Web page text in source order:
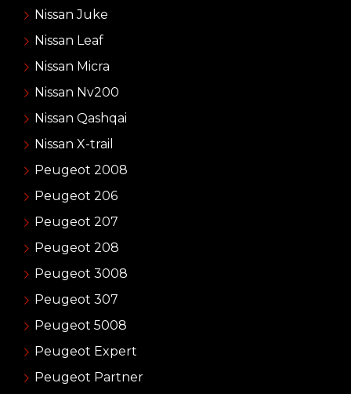
Nissan Juke
Nissan Leaf
Nissan Micra
Nissan Nv200
Nissan Qashqai
Nissan X-trail
Peugeot 2008
Peugeot 206
Peugeot 207
Peugeot 208
Peugeot 3008
Peugeot 307
Peugeot 5008
Peugeot Expert
Peugeot Partner